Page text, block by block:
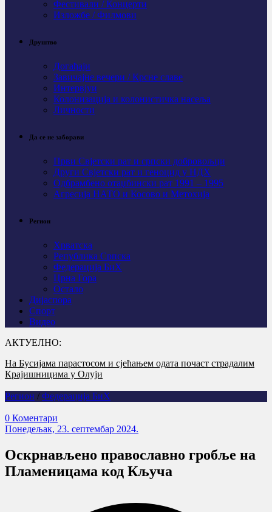
Фестивали / Концерти
Изложбе / Филмови
Друштво
Догађаји
Завичајне вечери / Крсне славе
Интервјуи
Колонизација и колонистичка насеља
Личности
Да се не заборави
Први Свјeтски рат и српски добровољци
Други Свјетски рат и геноцид у НДХ
Одбрамбено отаџбински рат 1991 – 1995
Агресија НАТО и Косово и Метохија
Регион
Хрватска
Република Српска
Федерација БиХ
Црна Гора
Остало
Дијаспора
Спорт
Видео
АКТУЕЛНО:
На Бусијама парастосом и сјећањем одата почаст страдалим
Крајишницима у Олуји
Годишњица страдања српских цивила на Петровачкој цести –
злочин без казне
Регион / Федерација БиХ
0 Коментари
Понедељак, 23. септембар 2024.
Оскрнављено православно гробље на
Пламеницама код Кључа